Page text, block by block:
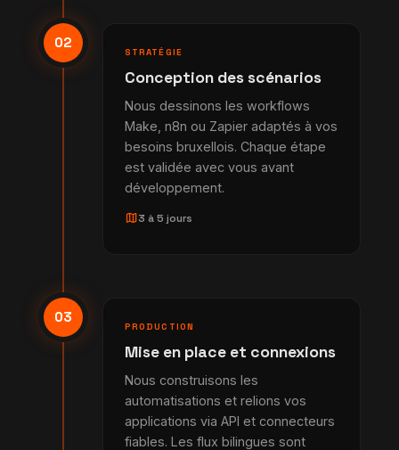
02
STRATÉGIE
Conception des scénarios
Nous dessinons les workflows
Make, n8n ou Zapier adaptés à vos
besoins bruxellois. Chaque étape
est validée avec vous avant
développement.
map3 à 5 jours
03
PRODUCTION
Mise en place et connexions
Nous construisons les
automatisations et relions vos
applications via API et connecteurs
fiables. Les flux bilingues sont